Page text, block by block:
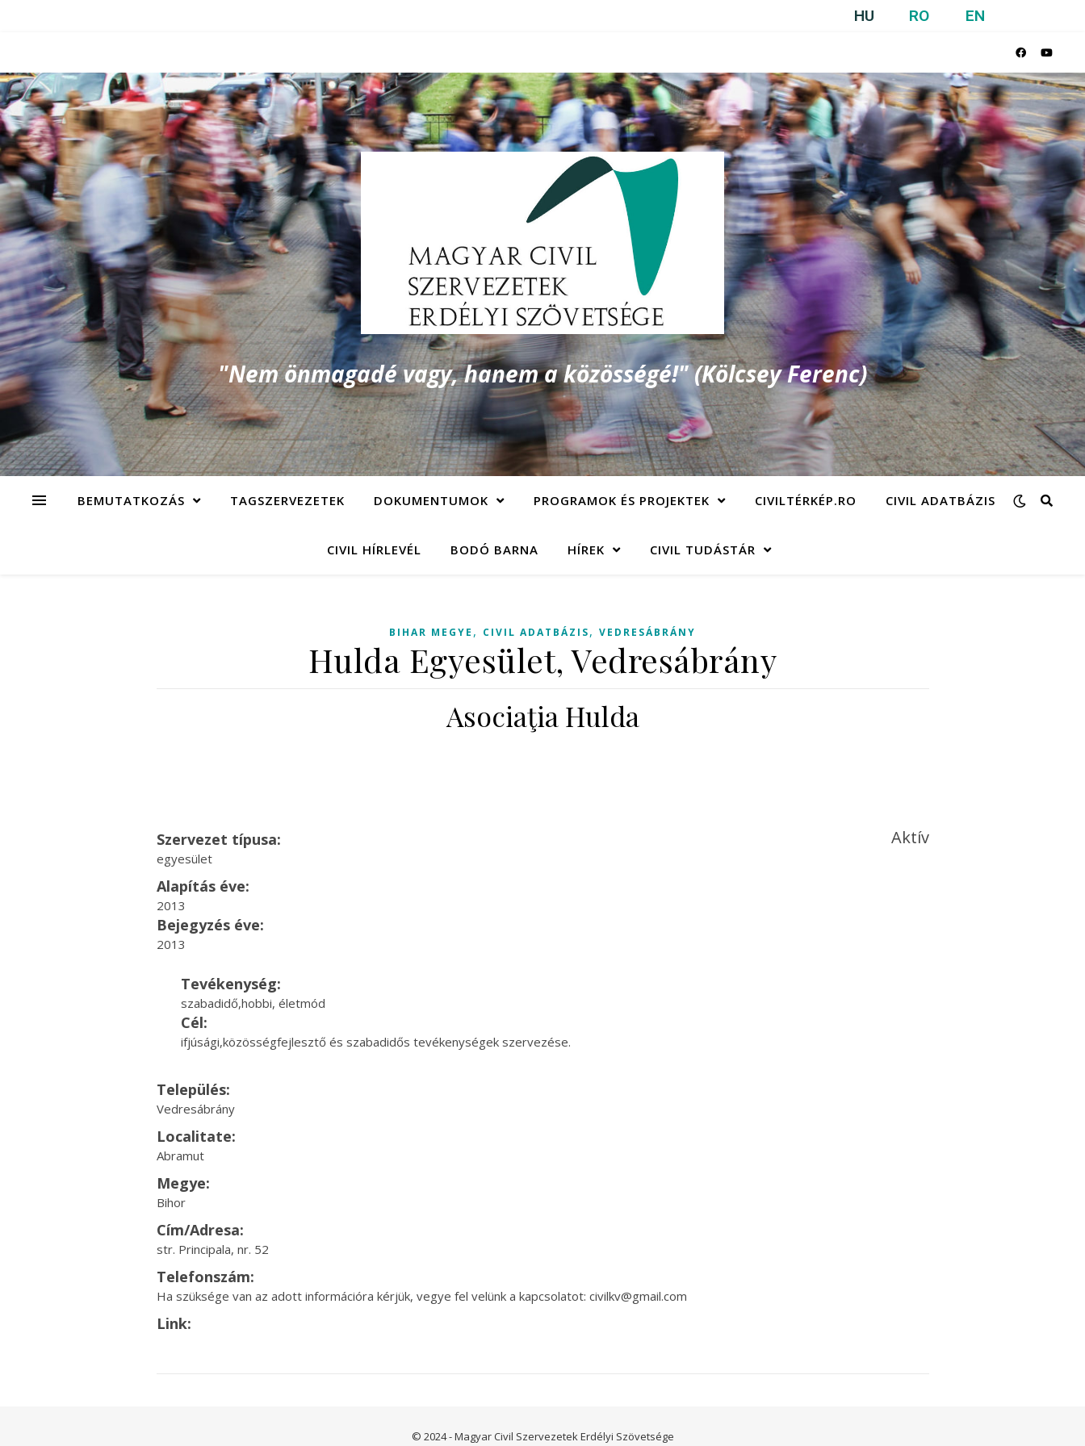
HU RO EN
"Nem önmagadé vagy, hanem a közösségé!" (Kölcsey Ferenc)
BEMUTATKOZÁS TAGSZERVEZETEK DOKUMENTUMOK PROGRAMOK ÉS PROJEKTEK CIVILTÉRKÉP.RO CIVIL ADATBÁZIS
CIVIL HÍRLEVÉL BODÓ BARNA HÍREK CIVIL TUDÁSTÁR
BIHAR MEGYE , CIVIL ADATBÁZIS, VEDRESÁBRÁNY
Hulda Egyesület, Vedresábrány
Asociaţia Hulda
Szervezet típusa:
egyesület
Aktív
Alapítás éve:
2013
Bejegyzés éve:
2013
Tevékenység:
szabadidő,hobbi, életmód
Cél:
ifjúsági,közösségfejlesztő és szabadidős tevékenységek szervezése.
Település:
Vedresábrány
Localitate:
Abramut
Megye:
Bihor
Cím/Adresa:
str. Principala, nr. 52
Telefonszám:
Ha szüksége van az adott információra kérjük, vegye fel velünk a kapcsolatot: civilkv@gmail.com
Link:
© 2024 - Magyar Civil Szervezetek Erdélyi Szövetsége